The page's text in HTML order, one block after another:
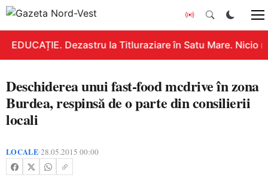
EDUCAȚIE. Dezastru la Titluraziare în Satu Mare. Nicio
Deschiderea unui fast-food mcdrive în zona
Burdea, respinsă de o parte din consilierii
locali
LOCALE•28.05.2015 00:00